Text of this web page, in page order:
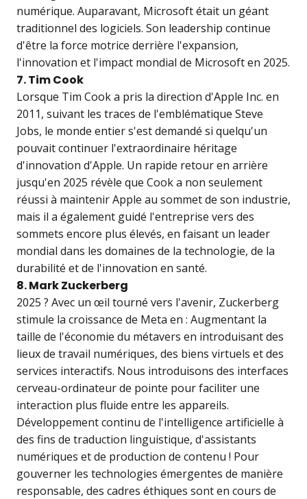
numérique. Auparavant, Microsoft était un géant
traditionnel des logiciels. Son leadership continue
d'être la force motrice derrière l'expansion,
l'innovation et l'impact mondial de Microsoft en 2025.
7. Tim Cook
Lorsque Tim Cook a pris la direction d'Apple Inc. en
2011, suivant les traces de l'emblématique Steve
Jobs, le monde entier s'est demandé si quelqu'un
pouvait continuer l'extraordinaire héritage
d'innovation d'Apple. Un rapide retour en arrière
jusqu'en 2025 révèle que Cook a non seulement
réussi à maintenir Apple au sommet de son industrie,
mais il a également guidé l'entreprise vers des
sommets encore plus élevés, en faisant un leader
mondial dans les domaines de la technologie, de la
durabilité et de l'innovation en santé.
8. Mark Zuckerberg
2025 ? Avec un œil tourné vers l'avenir, Zuckerberg
stimule la croissance de Meta en : Augmentant la
taille de l'économie du métavers en introduisant des
lieux de travail numériques, des biens virtuels et des
services interactifs. Nous introduisons des interfaces
cerveau-ordinateur de pointe pour faciliter une
interaction plus fluide entre les appareils.
Développement continu de l'intelligence artificielle à
des fins de traduction linguistique, d'assistants
numériques et de production de contenu ! Pour
gouverner les technologies émergentes de manière
responsable, des cadres éthiques sont en cours de